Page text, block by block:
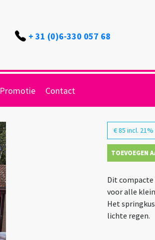
+ 31 (0)6-330 057 68
Promotie Contact
€ 85 incl. 21%
TOEVOEGEN
Dit
voor alle
Het
lichte regen.